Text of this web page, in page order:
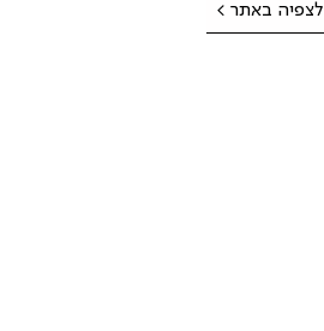
לצפיה באתר >